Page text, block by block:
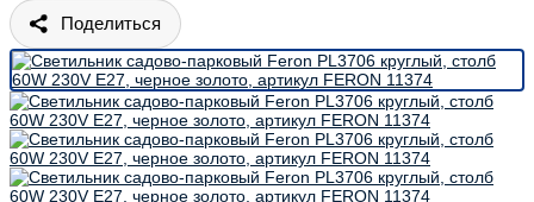
Поделиться